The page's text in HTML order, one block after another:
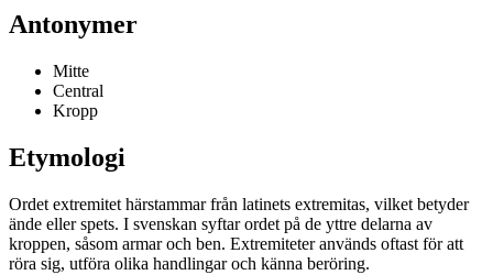
Antonymer
Mitte
Central
Kropp
Etymologi
Ordet extremitet härstammar från latinets extremitas, vilket betyder
ände eller spets. I svenskan syftar ordet på de yttre delarna av
kroppen, såsom armar och ben. Extremiteter används oftast för att
röra sig, utföra olika handlingar och känna beröring.